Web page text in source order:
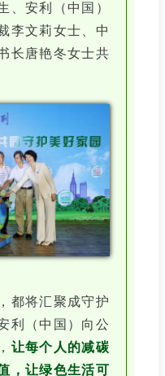
、安利（中国）
李文莉女士、中
长唐艳冬女士共
都将汇聚成守护
利（中国）向公
让每个人的减碳
，让绿色生活可